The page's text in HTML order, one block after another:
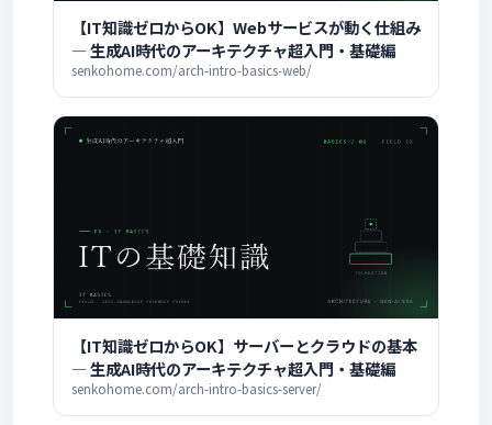
【IT知識ゼロからOK】Webサービスが動く仕組み
― 生成AI時代のアーキテクチャ超入門・基礎編
senkohome.com/arch-intro-basics-web/
【IT知識ゼロからOK】サーバーとクラウドの基本
― 生成AI時代のアーキテクチャ超入門・基礎編
senkohome.com/arch-intro-basics-server/